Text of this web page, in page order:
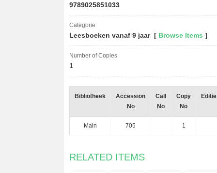
9789025851033
Categorie
Leesboeken vanaf 9 jaar [ Browse Items ]
Number of Copies
1
Bibliotheek
Accession
No
Call
No
Copy
No
Editie
Main 705 1
RELATED ITEMS